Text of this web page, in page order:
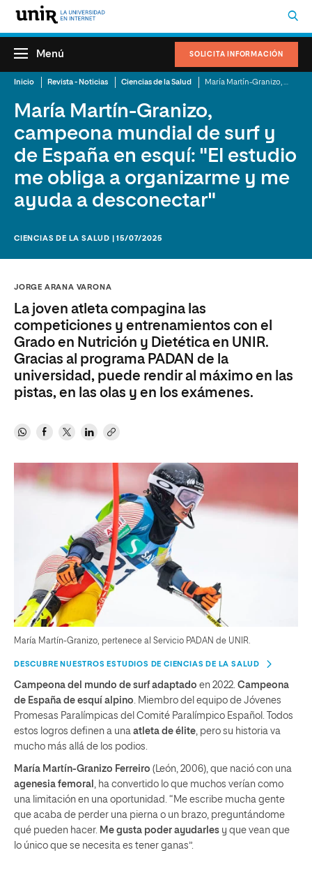
SOLICITA INFORMACIÓN
Menú
Inicio Revista - Noticias Ciencias de la Salud
María Martín-Granizo,
campeona mundial de surf y
de España en esquí: "El estudio
me obliga a organizarme y me
ayuda a desconectar"
CIENCIAS DE LA SALUD | 15/07/2025
JORGE ARANA VARONA
La joven atleta compagina las
competiciones y entrenamientos con el
Grado en Nutrición y Dietética en UNIR.
Gracias al programa PADAN de la
universidad, puede rendir al máximo en las
pistas, en las olas y en los exámenes.
María Martín-Granizo, pertenece al Servicio PADAN de UNIR.
DESCUBRE NUESTROS ESTUDIOS DE CIENCIAS DE LA SALUD
Campeona del mundo de surf adaptado en 2022. Campeona
de España de esquí alpino. Miembro del equipo de Jóvenes
Promesas Paralímpicas del Comité Paralímpico Español. Todos
estos logros definen a una atleta de élite, pero su historia va
mucho más allá de los podios.
María Martín-Granizo Ferreiro (León, 2006), que nació con una
agenesia femoral , ha convertido lo que muchos verían como
una limitación en una oportunidad. “Me escribe mucha gente
que acaba de perder una pierna o un brazo, preguntándome
qué pueden hacer. Me gusta poder ayudarles y que vean que
lo único que se necesita es tener ganas”.